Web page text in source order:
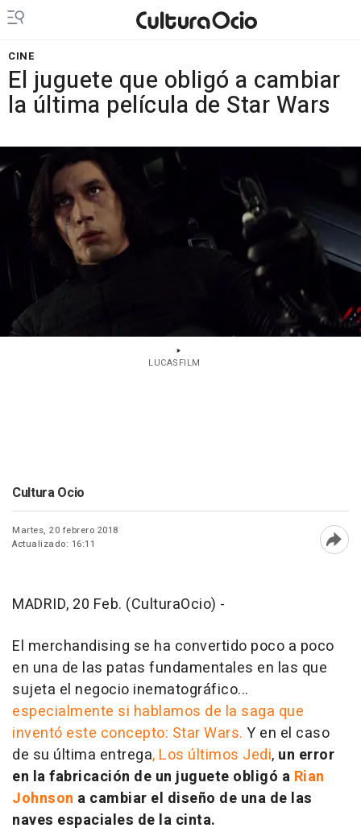
CINE
El juguete que obligó a cambiar
la última película de Star Wars
LUCASFILM
Cultura Ocio
Martes, 20 febrero 2018
Actualizado: 16:11
MADRID, 20 Feb. (CulturaOcio) -
El merchandising se ha convertido poco a poco
en una de las patas fundamentales en las que
sujeta el negocio inematográfico...
especialmente si hablamos de la saga que
inventó este concepto: Star Wars. Y en el caso
de su última entrega, Los últimos Jedi, un error
en la fabricación de un juguete obligó a Rian
Johnson a cambiar el diseño de una de las
naves espaciales de la cinta.